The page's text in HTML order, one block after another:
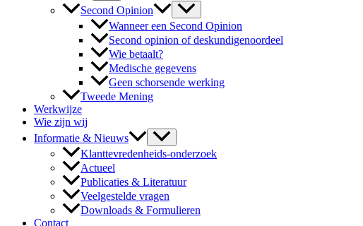
Second Opinion
Wanneer een Second Opinion
Second opinion of deskundigenoordeel
Wie betaalt?
Medische gegevens
Geen schorsende werking
Tweede Mening
Werkwijze
Wie zijn wij
Informatie & Nieuws
Klanttevredenheids-onderzoek
Actueel
Publicaties & Literatuur
Veelgestelde vragen
Downloads & Formulieren
Contact